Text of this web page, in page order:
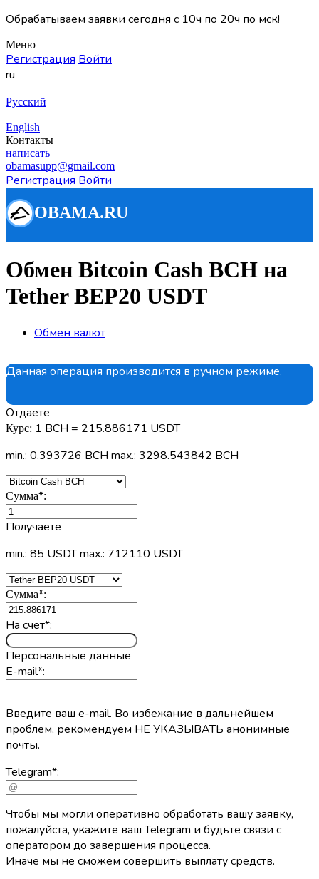
Обрабатываем заявки сегодня с 10ч по 20ч по мск!
Меню
Регистрация Войти
ru
Русский
English
Контакты
написать
obamasupp@gmail.com
Регистрация Войти
Обмен Bitcoin Cash BCH на
Tether BEP20 USDT
Обмен валют
Данная операция производится в ручном режиме.
Отдаете
Курс: 1 BCH = 215.886171 USDT
min.: 0.393726 BCH max.: 3298.543842 BCH
Сумма*:
Получаете
min.: 85 USDTmax.: 712110 USDT
Сумма*:
На счет*:
Персональные данные
E-mail*:
Введите ваш e-mail. Во избежание в дальнейшем
проблем, рекомендуем НЕ УКАЗЫВАТЬ анонимные
почты.
Telegram*:
Чтобы мы могли оперативно обработать вашу заявку,
пожалуйста, укажите ваш Telegram и будьте связи с
оператором до завершения процесса.
Иначе мы не сможем совершить выплату средств.